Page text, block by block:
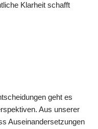
Klarheit schafft
geht es
Aus unserer
Auseinandersetzungen